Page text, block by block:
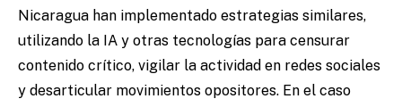
Nicaragua han implementado estrategias similares,
utilizando la IA y otras tecnologías para censurar
contenido crítico, vigilar la actividad en redes sociales
y desarticular movimientos opositores. En el caso